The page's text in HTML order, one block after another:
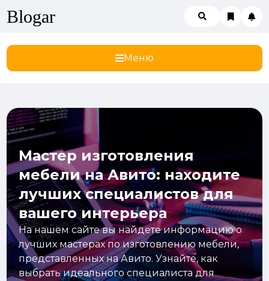
Blogar
Меню
Мастер изготовления
мебели на Авито: находите
лучших специалистов для
вашего интерьера
На нашем сайте вы найдете информацию о
лучших мастерах по изготовлению мебели,
представленных на Авито. Узнайте, как
выбрать идеального специалиста для